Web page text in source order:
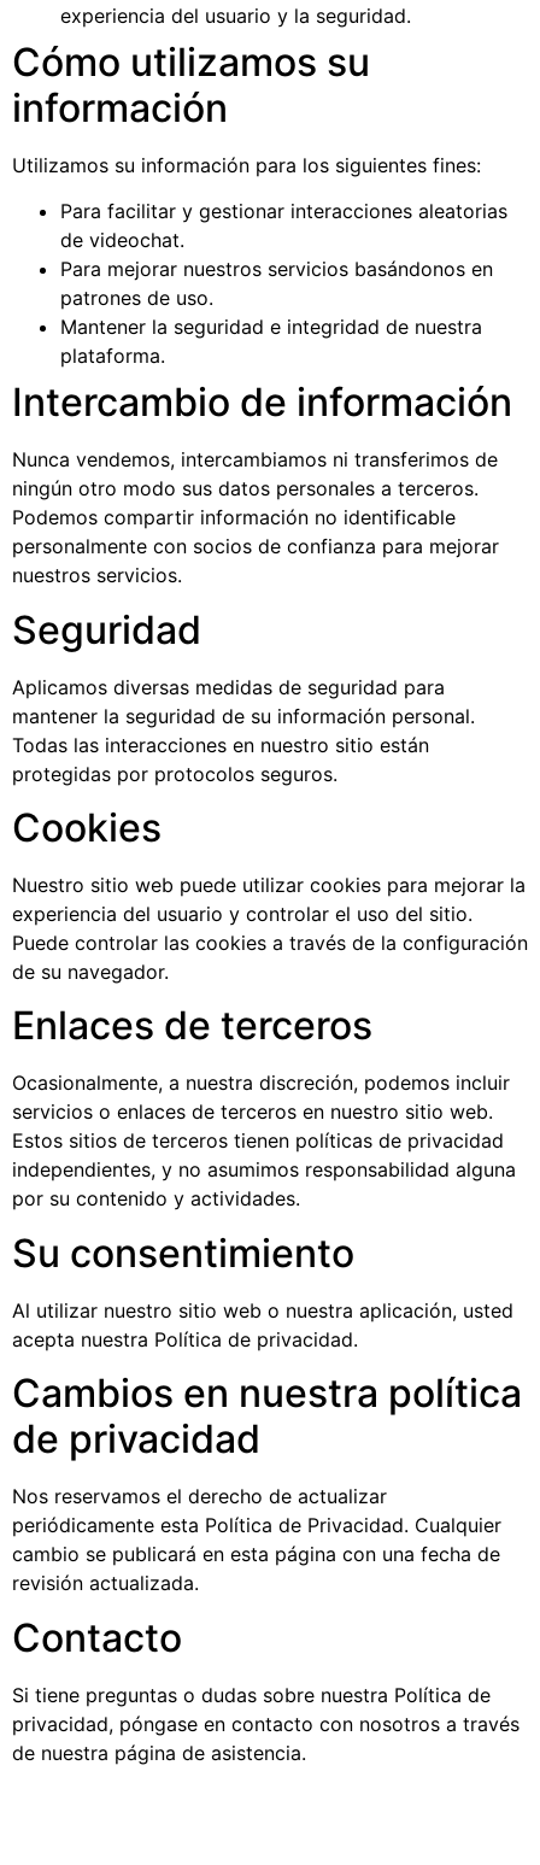
experiencia del usuario y la seguridad.
Cómo utilizamos su
información
Utilizamos su información para los siguientes fines:
Para facilitar y gestionar interacciones aleatorias
de videochat.
Para mejorar nuestros servicios basándonos en
patrones de uso.
Mantener la seguridad e integridad de nuestra
plataforma.
Intercambio de información
Nunca vendemos, intercambiamos ni transferimos de
ningún otro modo sus datos personales a terceros.
Podemos compartir información no identificable
personalmente con socios de confianza para mejorar
nuestros servicios.
Seguridad
Aplicamos diversas medidas de seguridad para
mantener la seguridad de su información personal.
Todas las interacciones en nuestro sitio están
protegidas por protocolos seguros.
Cookies
Nuestro sitio web puede utilizar cookies para mejorar la
experiencia del usuario y controlar el uso del sitio.
Puede controlar las cookies a través de la configuración
de su navegador.
Enlaces de terceros
Ocasionalmente, a nuestra discreción, podemos incluir
servicios o enlaces de terceros en nuestro sitio web.
Estos sitios de terceros tienen políticas de privacidad
independientes, y no asumimos responsabilidad alguna
por su contenido y actividades.
Su consentimiento
Al utilizar nuestro sitio web o nuestra aplicación, usted
acepta nuestra Política de privacidad.
Cambios en nuestra política
de privacidad
Nos reservamos el derecho de actualizar
periódicamente esta Política de Privacidad. Cualquier
cambio se publicará en esta página con una fecha de
revisión actualizada.
Contacto
Si tiene preguntas o dudas sobre nuestra Política de
privacidad, póngase en contacto con nosotros a través
de nuestra página de asistencia.